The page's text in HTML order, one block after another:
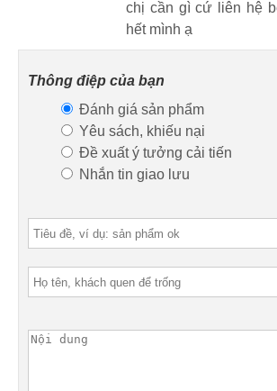
chị cần gì cứ liên hệ
hết mình ạ
Thông điệp của bạn
Đánh giá sản phẩm
Yêu sách, khiếu nại
Đề xuất ý tưởng cải tiến
Nhắn tin giao lưu